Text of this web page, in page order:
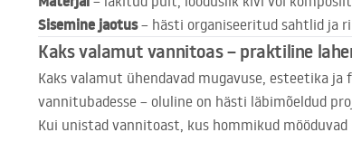
Sisemine jaotus– hästi organiseeritud sahtlid ja
Kaks valamut vannitoas – praktiline
Kaks valamut ühendavad mugavuse, esteetika
vannitubadesse – oluline on hästi läbimõeldud
Kui unistad vannitoast, kus hommikud